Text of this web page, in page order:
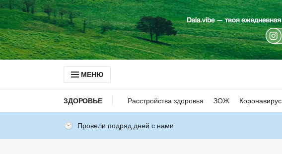
МЕНЮ
ЗДОРОВЬЕ Расстройства здоровья ЗОЖ Коронавирус
Провели подряд дней с нами